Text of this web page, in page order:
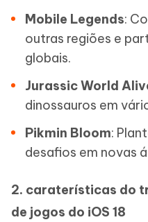
Mobile Legends:
outras regiões e
globais.
Jurassic World
dinossauros em
Pikmin Bloom:
desafios em novas
2. caraterísticas do
de jogos do iOS 18